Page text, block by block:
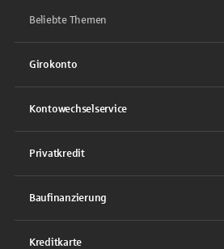
Beliebte Themen
Girokonto
Kontowechselservice
Privatkredit
Baufinanzierung
Kreditkarte